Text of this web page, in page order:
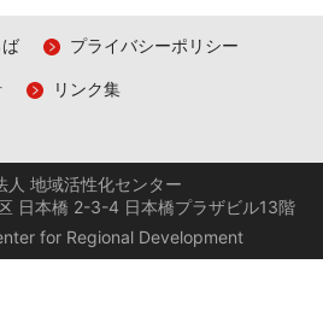
プライバシーポリシー
リンク集
人 地域活性化センター
日本橋 2-3-4 日本橋プラザビル13階
for Regional Development